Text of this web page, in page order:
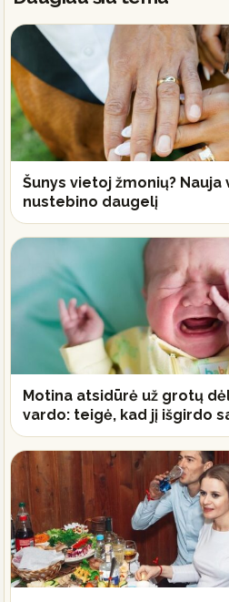
Šunys vietoj žmonių?
nustebino daugelį
Motina atsidūrė už grotų
vardo: teigė, kad jį išgirdo